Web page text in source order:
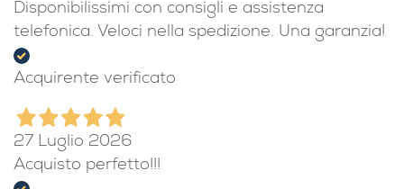
Disponibilissimi con consigli e assistenza
telefonica. Veloci nella spedizione. Una garanzia!
Acquirente verificato
27 Luglio 2026
Acquisto perfetto!!!